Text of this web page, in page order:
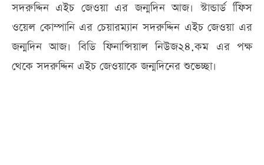
সদরুদ্দিন এইচ জেওয়া এর জন্মদিন আজ। স্টান্ডার্ড ফিিস
ওয়েল কোম্পানি এর চেয়ারম্যান সদরুদ্দিন এইচ জেওয়া এর
জন্মদিন আজ। বিডি ফিনান্সিয়াল নিউজ২৪.কম এর পক্ষ
থেকে সদরুদ্দিন এইচ জেওয়াকে জন্মদিনের শুভেচ্ছা।